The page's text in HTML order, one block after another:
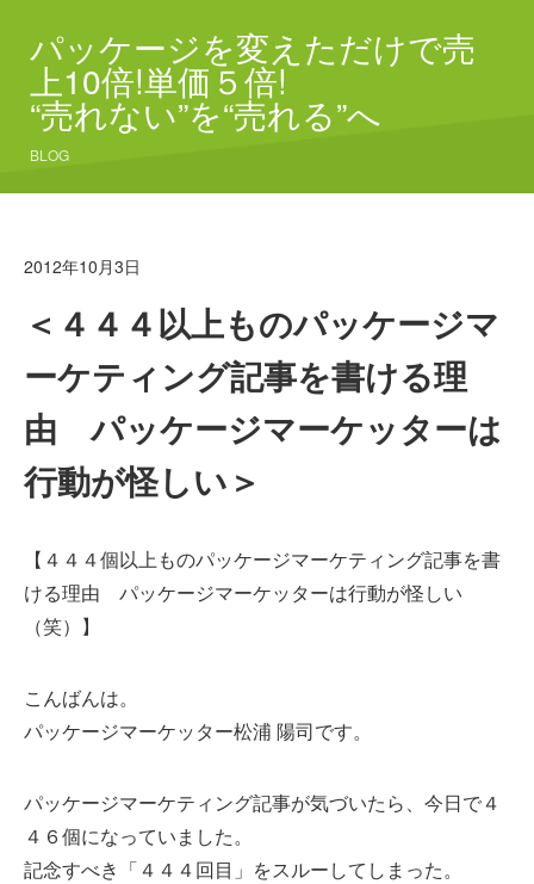
パッケージを変えただけで売
上10倍!単価５倍!
“売れない”を“売れる”へ
BLOG
2012年10月3日
＜４４４以上ものパッケージマ
ーケティング記事を書ける理
由 パッケージマーケッターは
行動が怪しい＞
【４４４個以上ものパッケージマーケティング記事を書
ける理由 パッケージマーケッターは行動が怪しい
（笑）】
こんばんは。
パッケージマーケッター松浦 陽司です。
パッケージマーケティング記事が気づいたら、今日で４
４６個になっていました。
記念すべき「４４４回目」をスルーしてしまった。